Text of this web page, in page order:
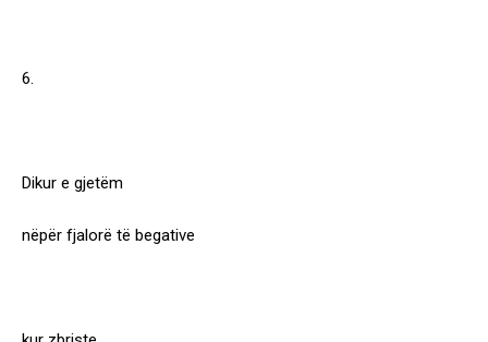
6.
Dikur e gjetëm
nëpër fjalorë të begative